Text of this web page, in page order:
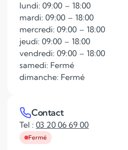
lundi: 09:00 – 18:00
mardi: 09:00 – 18:00
mercredi: 09:00 – 18:00
jeudi: 09:00 – 18:00
vendredi: 09:00 – 18:00
samedi: Fermé
dimanche: Fermé
Contact
Tel : 03 20 06 69 00
Fermé